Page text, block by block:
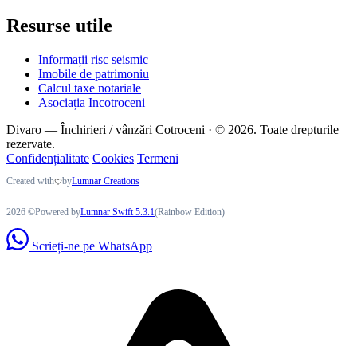
Resurse utile
Informații risc seismic
Imobile de patrimoniu
Calcul taxe notariale
Asociația Incotroceni
Divaro — Închirieri / vânzări Cotroceni · © 2026. Toate drepturile
rezervate.
Confidențialitate Cookies Termeni
Created with byLumnar Creations
2026 ©Powered byLumnar Swift 5.3.1(Rainbow Edition)
Scrieți-ne pe WhatsApp